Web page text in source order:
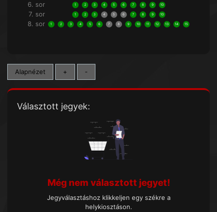
6. sor 1 2 3 4 5 6 7 8 9 10
7. sor 1 2 3 4 5 6 7 8 9 10
8. sor 1 2 3 4 5 6 7 8 9 10 11 12 13 14 15
Alapnézet + -
Választott jegyek:
Még nem választott jegyet!
Jegyválasztáshoz klikkeljen egy székre a
helykiosztáson.